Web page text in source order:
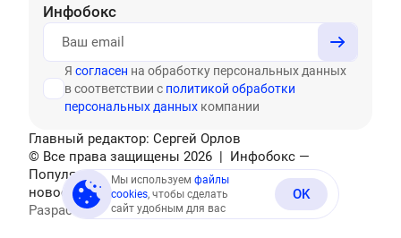
Инфобокс
Я согласен на обработку персональных данных
в соответствии с политикой обработки
персональных данных компании
Главный редактор: Сергей Орлов
© Все права защищены 2026 | Инфобокс —
Популярные тесты, головоломки, актуальные
новости
РазработаноMediatex
Мы используем файлы
cookies, чтобы сделать
сайт удобным для вас
OK